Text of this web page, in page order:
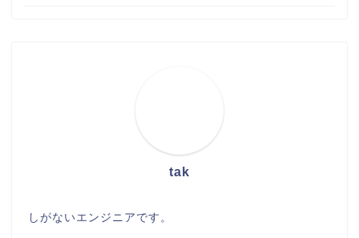
tak
しがないエンジニアです。